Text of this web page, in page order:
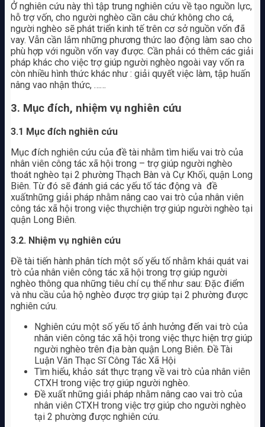
Ở nghiên cứu này thì tập trung nghiên cứu về tạo nguồn lực,
hỗ trợ vốn, cho người nghèo cần câu chứ không cho cá,
người nghèo sẽ phát triển kinh tế trên cơ sở nguồn vốn đã
vay. Vẫn cần lắm những phương thức lao động làm sao cho
phù hợp với nguồn vốn vay được. Cần phải có thêm các giải
pháp khác cho việc trợ giúp người nghèo ngoài vay vốn ra
còn nhiều hình thức khác như : giải quyết việc làm, tập huấn
nâng vao nhận thức, ……
3. Mục đích, nhiệm vụ nghiên cứu
3.1 Mục đích nghiên cứu
Mục đích nghiên cứu của đề tài nhằm tìm hiểu vai trò của
nhân viên công tác xã hội trong – trợ giúp người nghèo
thoát nghèo tại 2 phường Thạch Bàn và Cự Khối, quận Long
Biên. Từ đó sẽ đánh giá các yếu tố tác động và đề
xuấtnhững giải pháp nhằm nâng cao vai trò của nhân viên
công tác xã hội trong việc thựchiện trợ giúp người nghèo tại
quận Long Biên.
3.2. Nhiệm vụ nghiên cứu
Đề tài tiến hành phân tích một số yếu tố nhằm khái quát vai
trò của nhân viên công tác xã hội trong trợ giúp người
nghèo thông qua những tiêu chí cụ thể như sau: Đặc điểm
và nhu cầu của hộ nghèo được trợ giúp tại 2 phường được
nghiên cứu.
Nghiên cứu một số yếu tố ảnh hưởng đến vai trò của
nhân viên công tác xã hội trong việc thực hiện trợ giúp
người nghèo trên địa bàn quận Long Biên. Đề Tài
Luận Văn Thạc Sĩ Công Tác Xã Hội
Tìm hiểu, khảo sát thực trạng về vai trò của nhân viên
CTXH trong việc trợ giúp người nghèo.
Đề xuất những giải pháp nhằm nâng cao vai trò của
nhân viên CTXH trong việc trợ giúp cho người nghèo
tại 2 phường được nghiên cứu.